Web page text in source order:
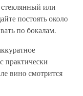
или
постоять около
по бокалам.
практически
вино смотрится